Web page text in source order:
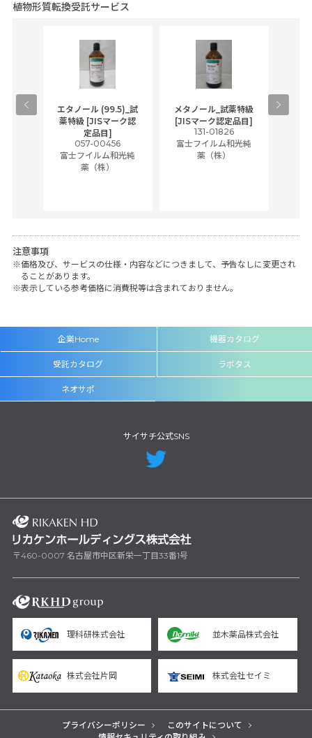
植物形質転換受託サービス
エタノール (99.5)_試
薬特級 [JISマーク認
定品目]
057-00456
富士フイルム和光純
薬（株）
メタノール_試薬特級
[JISマーク認定品目]
131-01826
富士フイルム和光純
薬（株）
注意事項
価格及び、サービスの仕様・内容などにつきまして、予告なしに変更され
ることがあります。
表示している参考価格に消費税等は含まれておりません。
企業Home 機器カタログ
受託カタログ ラボタス
ネオサポ
サイサチ公式SNS
〒460-0007 名古屋市中区新栄一丁目33番1号
理科研株式会社 並木薬品株式会社
株式会社片岡 株式会社セイミ
プライバシーポリシー
このサイトについて